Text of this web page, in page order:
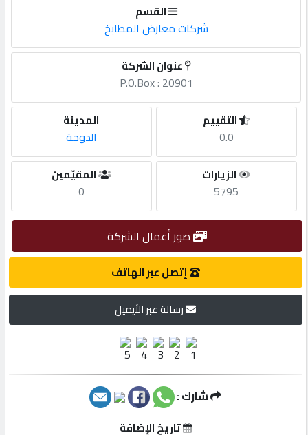
أضف
مطلوب
طلب
الاحصائيات
الأقسام
مميزة
إبحث
القسم
شركات معارض المطابخ
عنوان الشركة
P.O.Box : 20901
المدينة
الدوحة
التقييم
0.0
المقيّمين
0
الزيارات
5795
صور أعمال الشركة
إتصل عبر الهاتف
رسالة عبر الأيميل
شارك :
تاريخ الإضافة